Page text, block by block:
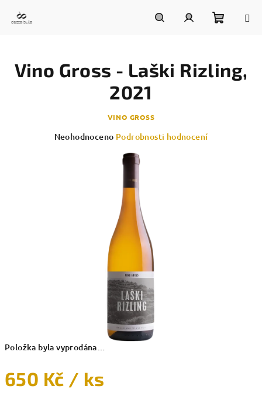
košík
Položka byla vyprodána…
650 Kč / ks
Vino Gross - Laški Rizling,
2021
VINO GROSS
Průměrné
Neohodnoceno Podrobnosti hodnocení